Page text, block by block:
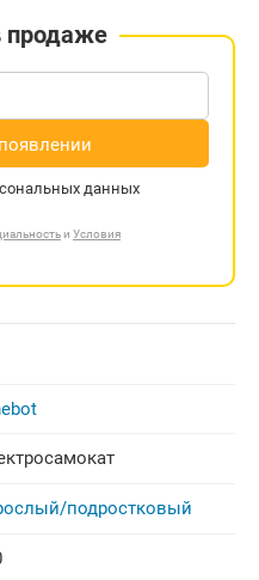
продаже
данных
и Условия
подростковый